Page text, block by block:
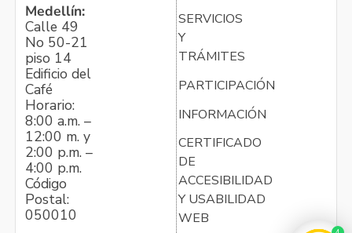
Medellín:
Calle 49
No 50-21
piso 14
Edificio del
Café
Horario:
8:00 a.m. –
12:00 m. y
2:00 p.m. –
4:00 p.m.
Código
Postal:
050010
SERVICIOS
Y
TRÁMITES
PARTICIPACIÓN
INFORMACIÓN
CERTIFICADO
DE
ACCESIBILIDAD
Y USABILIDAD
WEB